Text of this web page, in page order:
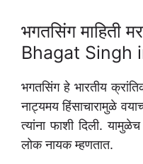
भगतसिंग माहिती
Bhagat Singh
भगतसिंग हे भारतीय
नाट्यमय हिंसाचारामुळे
त्यांना फाशी दिली.
लोक नायक म्हणतात.